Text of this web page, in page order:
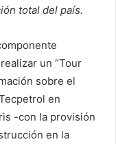
total del país.
un “Tour
sobre el
en
-con la provisión
en la